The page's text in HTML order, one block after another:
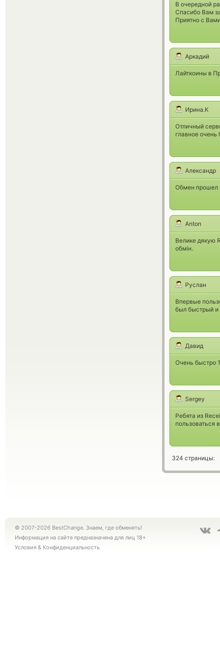
В очередной
Спасибо Вам
Приятно с
Аркадий
Лайткоины в
Ирина.К
Отличный
главное
Александр
Обмен прошел
Anton
Велике дякую
обмін.
Руслан
Впервые
был быстрый и
Давид
Очень быстро
Sergey
Ребята из
пользоваться
324 страницы:
© 2007-2026 BestChange. Знаем, где обменять!
Информация на сайте предназначена для лиц 18+
Условия & Конфиденциальность